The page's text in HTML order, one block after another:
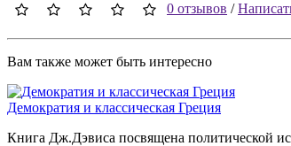
0 отзывов /
Вам также может быть интересно
Демократия и классическая Греция
Книга Дж.Дэвиса посвящена политической